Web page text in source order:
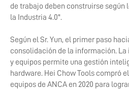
de trabajo deben construirse según
la Industria 4.0".
Según el Sr. Yun, el primer paso
consolidación de la información.
y equipos permite una gestión
hardware. Hei Chow Tools compró
equipos de ANCA en 2020 para